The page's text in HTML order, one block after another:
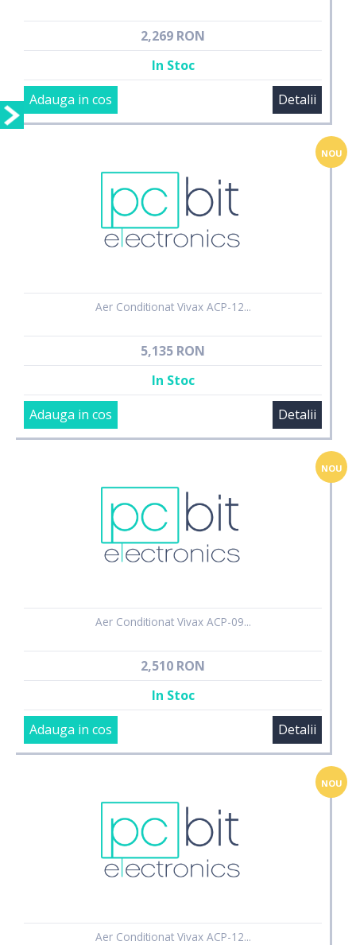
2,269 RON
In Stoc
Adauga in cos
Detalii
NOU
Aer Conditionat Vivax ACP-12...
5,135 RON
In Stoc
Adauga in cos
Detalii
NOU
Aer Conditionat Vivax ACP-09...
2,510 RON
In Stoc
Adauga in cos
Detalii
NOU
Aer Conditionat Vivax ACP-12...